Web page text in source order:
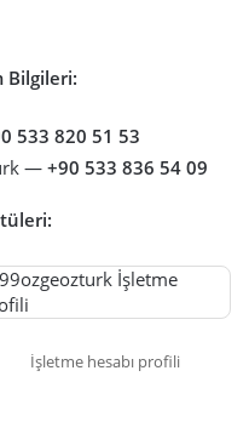
Bilgileri:
533 820 51 53
—+90 533 836 54 09
İşletme hesabı profili